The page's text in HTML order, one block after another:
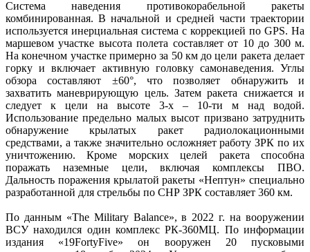
Система наведения противокорабельной ракеты
комбинированная. В начальной и средней части траектории
используется инерциальная система с коррекцией по GPS. На
маршевом участке высота полета составляет от 10 до 300 м.
На конечном участке примерно за 50 км до цели ракета делает
горку и включает активную головку самонаведения. Углы
обзора составляют ±60°, что позволяет обнаружить и
захватить маневрирующую цель. Затем ракета снижается и
следует к цели на высоте 3-х – 10-ти м над водой.
Использование предельно малых высот призвано затруднить
обнаружение крылатых ракет радиолокационными
средствами, а также значительно осложняет работу ЗРК по их
уничтожению. Кроме морских целей ракета способна
поражать наземные цели, включая комплексы ПВО.
Дальность поражения крылатой ракеты «Нептун» специально
разработанной для стрельбы по СНР ЗРК составляет 360 км.
По данным «The Military Balance», в 2022 г. на вооружении
ВСУ находился один комплекс РК-360МЦ. По информации
издания «19FortyFive» он вооружен 20 пусковыми